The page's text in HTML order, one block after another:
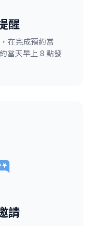
醒
在完成預約當
當天早上 8 點發
請